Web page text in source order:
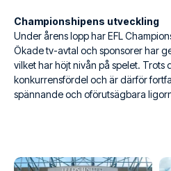
Championshipens utveckling
Under årens lopp har EFL
Ökade tv-avtal och sponsorer har
vilket har höjt nivån på spelet. Trots
konkurrensfördel och är därför
spännande och oförutsägbara